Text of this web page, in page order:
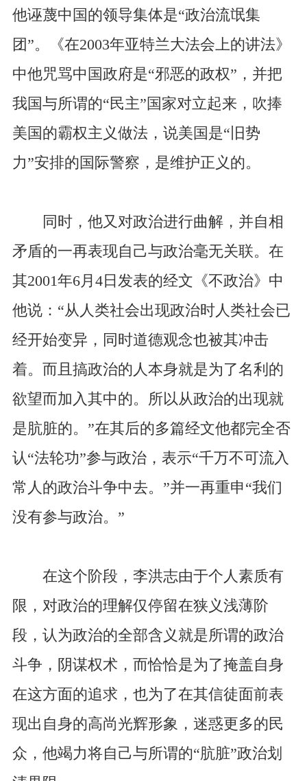
他诬蔑中国的领导集体是“政治流氓集
团”。《在2003年亚特兰大法会上的讲法》
中他咒骂中国政府是“邪恶的政权”，并把
我国与所谓的“民主”国家对立起来，吹捧
美国的霸权主义做法，说美国是“旧势
力”安排的国际警察，是维护正义的。
同时，他又对政治进行曲解，并自相
矛盾的一再表现自己与政治毫无关联。在
其2001年6月4日发表的经文《不政治》中
他说：“从人类社会出现政治时人类社会已
经开始变异，同时道德观念也被其冲击
着。而且搞政治的人本身就是为了名利的
欲望而加入其中的。所以从政治的出现就
是肮脏的。”在其后的多篇经文他都完全否
认“法轮功”参与政治，表示“千万不可流入
常人的政治斗争中去。”并一再重申“我们
没有参与政治。”
在这个阶段，李洪志由于个人素质有
限，对政治的理解仅停留在狭义浅薄阶
段，认为政治的全部含义就是所谓的政治
斗争，阴谋权术，而恰恰是为了掩盖自身
在这方面的追求，也为了在其信徒面前表
现出自身的高尚光辉形象，迷惑更多的民
众，他竭力将自己与所谓的“肮脏”政治划